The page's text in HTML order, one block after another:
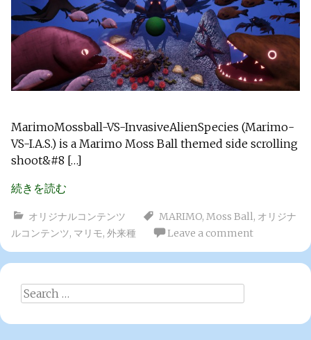
MarimoMossball-VS-InvasiveAlienSpecies (Marimo-
VS-I.A.S.) is a Marimo Moss Ball themed side scrolling
shoot&#8 […]
続きを読む
オリジナルコンテンツ MARIMO, Moss Ball, オリジナ
ルコンテンツ, マリモ, 外来種 Leave a comment
Search
for: